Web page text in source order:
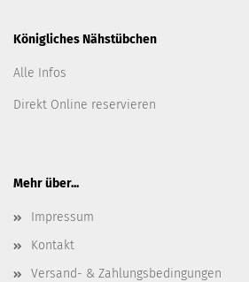
Königliches Nähstübchen
Alle Infos
Direkt Online reservieren
Mehr über...
Impressum
Kontakt
Versand- & Zahlungsbedingungen